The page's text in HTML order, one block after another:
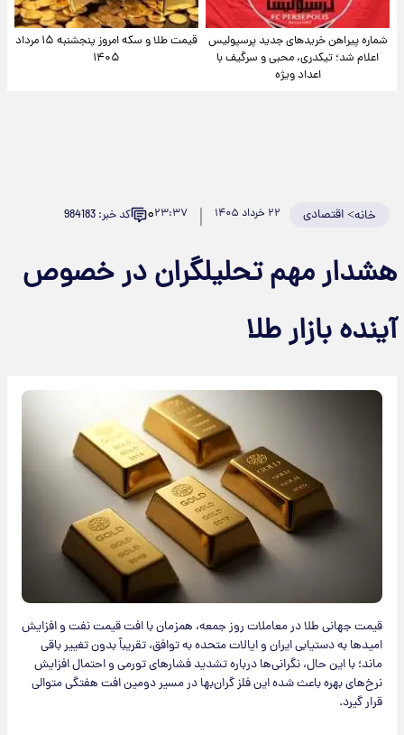
شماره پیراهن خریدهای جدید پرسپولیس
اعلام شد؛ تیکدری، محبی و سرگیف با
اعداد ویژه
قیمت طلا و سکه امروز پنجشنبه ۱۵ مرداد
۱۴۰۵
خانه>اقتصادی ۲۲ خرداد ۱۴۰۵ ۲۳:۳۷۰ کد خبر: 984183
هشدار مهم تحلیلگران در خصوص
آینده بازار طلا
قیمت جهانی طلا در معاملات روز جمعه، همزمان با افت قیمت نفت و افزایش
امیدها به دستیابی ایران و ایالات متحده به توافق، تقریباً بدون تغییر باقی
ماند؛ با این حال، نگرانی‌ها درباره تشدید فشارهای تورمی و احتمال افزایش
نرخ‌های بهره باعث شده این فلز گران‌بها در مسیر دومین افت هفتگی متوالی
قرار گیرد.